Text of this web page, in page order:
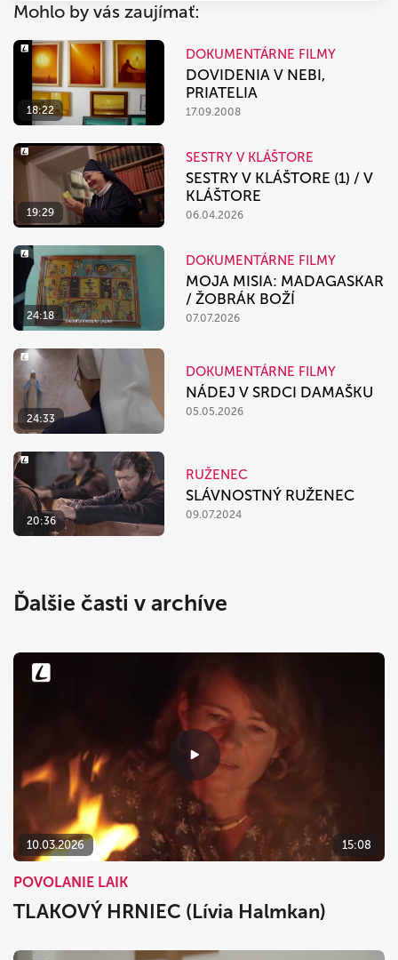
Mohlo by vás zaujímať:
18:22
DOKUMENTÁRNE FILMY
DOVIDENIA V NEBI,
PRIATELIA
17.09.2008
19:29
SESTRY V KLÁŠTORE
SESTRY V KLÁŠTORE (1) / V
KLÁŠTORE
06.04.2026
24:18
DOKUMENTÁRNE FILMY
MOJA MISIA: MADAGASKAR
/ ŽOBRÁK BOŽÍ
07.07.2026
24:33
DOKUMENTÁRNE FILMY
NÁDEJ V SRDCI DAMAŠKU
05.05.2026
20:36
RUŽENEC
SLÁVNOSTNÝ RUŽENEC
09.07.2024
Ďalšie časti v archíve
10.03.2026 15:08
POVOLANIE LAIK
TLAKOVÝ HRNIEC (Lívia Halmkan)